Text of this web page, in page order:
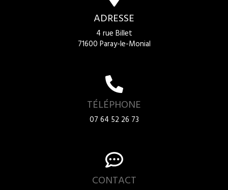
ADRESSE
4 rue Billet
71600 Paray-le-Monial
TÉLÉPHONE
07 64 52 26 73
CONTACT